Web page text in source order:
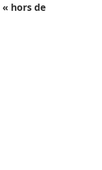
« hors de